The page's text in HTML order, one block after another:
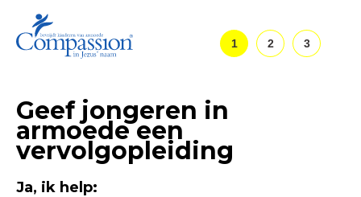
1 2 3
Geef jongeren in
armoede een
vervolgopleiding
Ja, ik help: